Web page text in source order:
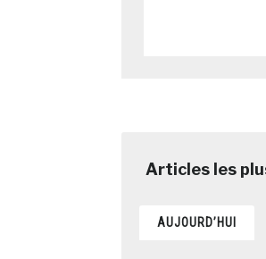
AUJOURD’HUI